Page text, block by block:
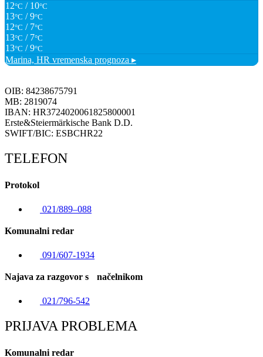
12°C / 10°C
13°C / 9°C
12°C / 7°C
13°C / 7°C
13°C / 9°C
Marina, HR vremenska prognoza ▸
OIB: 84238675791
MB: 2819074
IBAN: HR3724020061825800001
Erste&Steiermärkische Bank D.D.
SWIFT/BIC: ESBCHR22
TELEFON
Protokol
021/889–088
Komunalni redar
091/607-1934
Najava za razgovor s načelnikom
021/796-542
PRIJAVA PROBLEMA
Komunalni redar